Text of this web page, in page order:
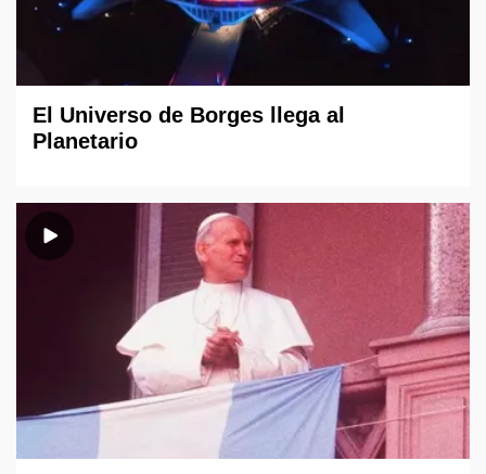
El Universo de Borges llega al
Planetario